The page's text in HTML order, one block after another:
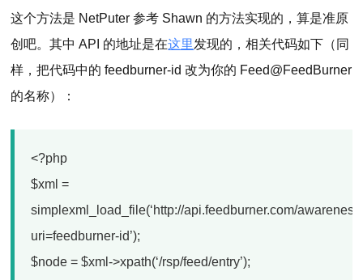
这个方法是 NetPuter 参考 Shawn 的方法实现的，算是准原
创吧。其中 API 的地址是在这里发现的，相关代码如下（同
样，把代码中的 feedburner-id 改为你的 Feed@FeedBurner
的名称）：
<?php
$xml =
simplexml_load_file(‘http://api.feedburner.com/
uri=feedburner-id’);
$node = $xml->xpath(‘/rsp/feed/entry’);